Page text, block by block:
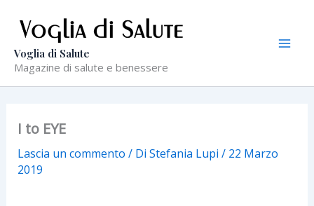
contenuto
Voglia di Salute
Magazine di salute e benessere
I to EYE
Lascia un commento / Di Stefania Lupi / 22 Marzo
2019